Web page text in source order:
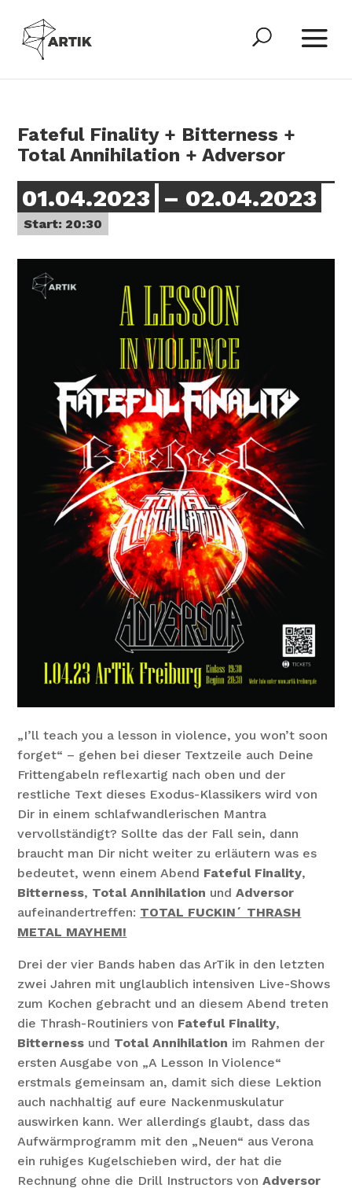
Fateful Finality + Bitterness +
Total Annihilation + Adversor
01.04.2023 – 02.04.2023
Start: 20:30
„I’ll teach you a lesson in violence, you won’t soon
forget“ – gehen bei dieser Textzeile auch Deine
Frittengabeln reflexartig nach oben und der
restliche Text dieses Exodus-Klassikers wird von
Dir in einem schlafwandlerischen Mantra
vervollständigt? Sollte das der Fall sein, dann
braucht man Dir nicht weiter zu erläutern was es
bedeutet, wenn einem Abend Fateful Finality,
Bitterness, Total Annihilation undAdversor
aufeinandertreffen: TOTAL FUCKIN´ THRASH
METAL MAYHEM!
Drei der vier Bands haben das ArTik in den letzten
zwei Jahren mit unglaublich intensiven Live-Shows
zum Kochen gebracht und an diesem Abend treten
die Thrash-Routiniers von Fateful Finality,
Bitterness und Total Annihilation im Rahmen der
ersten Ausgabe von „A Lesson In Violence“
erstmals gemeinsam an, damit sich diese Lektion
auch nachhaltig auf eure Nackenmuskulatur
auswirken kann. Wer allerdings glaubt, dass das
Aufwärmprogramm mit den „Neuen“ aus Verona
ein ruhiges Kugelschieben wird, der hat die
Rechnung ohne die Drill Instructors vonAdversor